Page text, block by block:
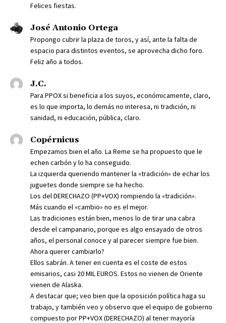
Felices fiestas.
José Antonio Ortega
Propongo cubrir la plaza de toros, y así, ante la falta de
espacio para distintos eventos, se aprovecha dicho foro.
Feliz año a todos.
J.C.
Para PPOX si beneficia a los suyos, económicamente, claro,
es lo que importa, lo demás no interesa, ni tradición, ni
sanidad, ni educación, pública, claro.
Copérnicus
Empezamos bien el año. La Reme se ha propuesto que le
echen carbón y lo ha conseguido.
La izquierda queriendo mantener la «tradición» de echar los
juguetes donde siempre se ha hecho.
Los del DERECHAZO (PP+VOX) rompiendo la «tradición».
Más cuando el «cambio» no es el mejor.
Las tradiciones están bien, menos lo de tirar una cabra
desde el campanario, porque es algo ensayado de otros
años, el personal conoce y al parecer siempre fue bien.
Ahora querer cambiarlo?
Ellos sabrán. A tener en cuenta es el coste de estos
emisarios, casi 20 MIL EUROS. Estos no vienen de Oriente
vienen de Alaska.
A destacar que; veo bien que la oposición política haga su
trabajo, y también veo y observo que el equipo de gobierno
compuesto por PP+VOX (DERECHAZO) al tener mayoría